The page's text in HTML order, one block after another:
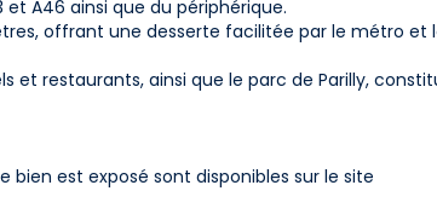
A46 ainsi que du périphérique.
offrant une desserte facilitée par le métro et
et restaurants, ainsi que le parc de Parilly,
bien est exposé sont disponibles sur le site